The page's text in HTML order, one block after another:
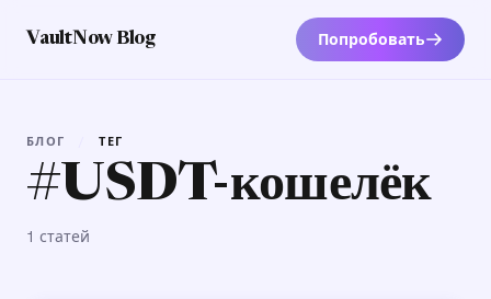
VaultNow Blog Попробовать
БЛОГ ТЕГ
#USDT-кошелёк
1 статей